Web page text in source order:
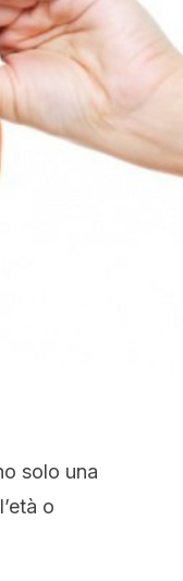
solo una
o